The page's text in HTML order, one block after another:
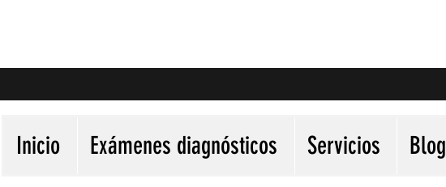
Inicio Exámenes diagnósticos Servicios Blog